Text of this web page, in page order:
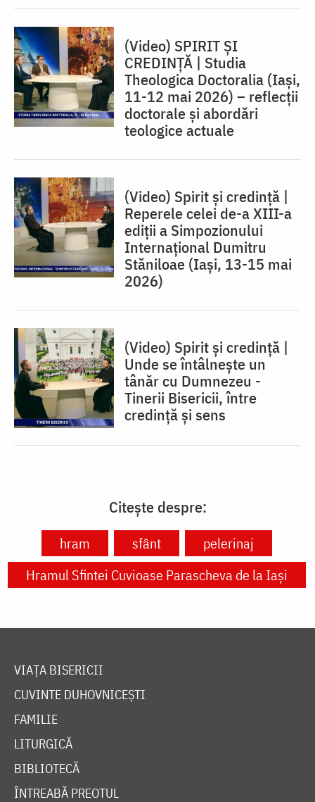
(Video) SPIRIT ȘI
CREDINȚĂ | Studia
Theologica Doctoralia (Iaşi,
11-12 mai 2026) – reflecţii
doctorale şi abordări
teologice actuale
(Video) Spirit și credință |
Reperele celei de-a XIII-a
ediții a Simpozionului
Internațional Dumitru
Stăniloae (Iaşi, 13-15 mai
2026)
(Video) Spirit și credință |
Unde se întâlnește un
tânăr cu Dumnezeu -
Tinerii Bisericii, între
credinţă şi sens
Citește despre:
hram sfânt
pelerinaj
Hramul Sfintei Cuvioase Parascheva de la Iași
VIAȚA BISERICII
CUVINTE DUHOVNICEȘTI
FAMILIE
LITURGICĂ
BIBLIOTECĂ
ÎNTREABĂ PREOTUL